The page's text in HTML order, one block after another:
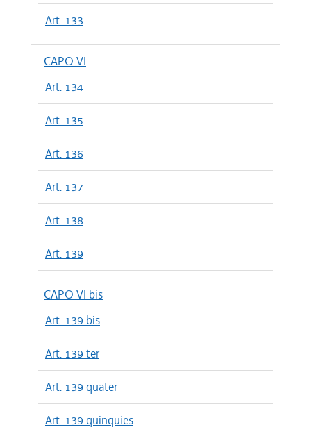
Art. 133
CAPO VI
Art. 134
Art. 135
Art. 136
Art. 137
Art. 138
Art. 139
CAPO VI bis
Art. 139 bis
Art. 139 ter
Art. 139 quater
Art. 139 quinquies